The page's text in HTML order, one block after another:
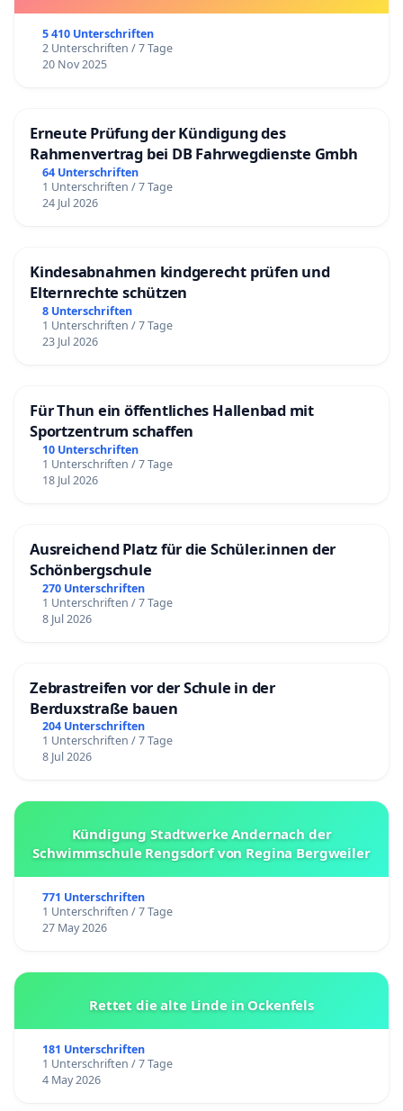
5 410 Unterschriften
2 Unterschriften / 7 Tage
20 Nov 2025
Erneute Prüfung der Kündigung des
Rahmenvertrag bei DB Fahrwegdienste Gmbh
64 Unterschriften
1 Unterschriften / 7 Tage
24 Jul 2026
Kindesabnahmen kindgerecht prüfen und
Elternrechte schützen
8 Unterschriften
1 Unterschriften / 7 Tage
23 Jul 2026
Für Thun ein öffentliches Hallenbad mit
Sportzentrum schaffen
10 Unterschriften
1 Unterschriften / 7 Tage
18 Jul 2026
Ausreichend Platz für die Schüler.innen der
Schönbergschule
270 Unterschriften
1 Unterschriften / 7 Tage
8 Jul 2026
Zebrastreifen vor der Schule in der
Berduxstraße bauen
204 Unterschriften
1 Unterschriften / 7 Tage
8 Jul 2026
Kündigung Stadtwerke Andernach der
Schwimmschule Rengsdorf von Regina Bergweiler
771 Unterschriften
1 Unterschriften / 7 Tage
27 May 2026
Rettet die alte Linde in Ockenfels
181 Unterschriften
1 Unterschriften / 7 Tage
4 May 2026